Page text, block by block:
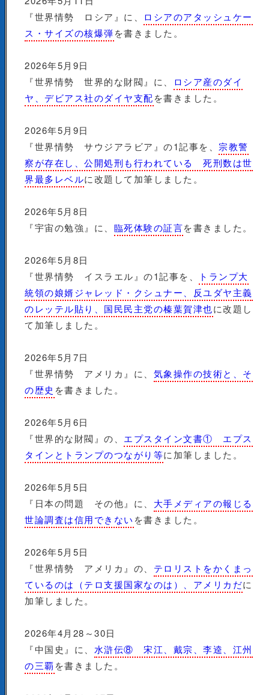
『世界情勢 ロシア』に、 ロシアのアタッシュケー
ス・サイズの核爆弾を書きました。
2026年5月9日
『世界情勢 世界的な財閥』に、
ロシア産のダイ
ヤ、デビアス社のダイヤ支配を書きました。
2026年5月9日
『世界情勢 サウジアラビア』の1記事を、 宗教警
察が存在し、公開処刑も行われている 死刑数は世
界最多レベルに改題して加筆しました。
2026年5月8日
『宇宙の勉強』に、 臨死体験の証言を書きました。
2026年5月8日
『世界情勢 イスラエル』の1記事を、
トランプ大
統領の娘婿ジャレッド・クシュナー、反ユダヤ主義
のレッテル貼り、国民民主党の榛葉賀津也に改題し
て加筆しました。
2026年5月7日
『世界情勢 アメリカ』に、 気象操作の技術と、そ
の歴史 を書きました。
2026年5月6日
『世界的な財閥』の、 エプスタイン文書① エプス
タインとトランプのつながり等に加筆しました。
2026年5月5日
『日本の問題 その他』に、 大手メディアの報じる
世論調査は信用できない を書きました。
2026年5月5日
『世界情勢 アメリカ』の、 テロリストをかくまっ
ているのは（テロ支援国家なのは）、アメリカだに
加筆しました。
2026年4月28～30日
『中国史』に、 水滸伝⑧ 宋江、戴宗、李逵、江州
の三覇を書きました。